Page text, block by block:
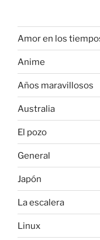
Amor en los
Anime
Años maravillosos
Australia
El pozo
General
Japón
La escalera
Linux